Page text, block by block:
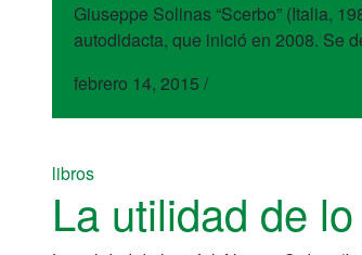
Giuseppe Solinas “Scerbo” (Italia,
autodidacta, que inició en 2008. Se
febrero 14, 2015 /
libros
La utilidad de